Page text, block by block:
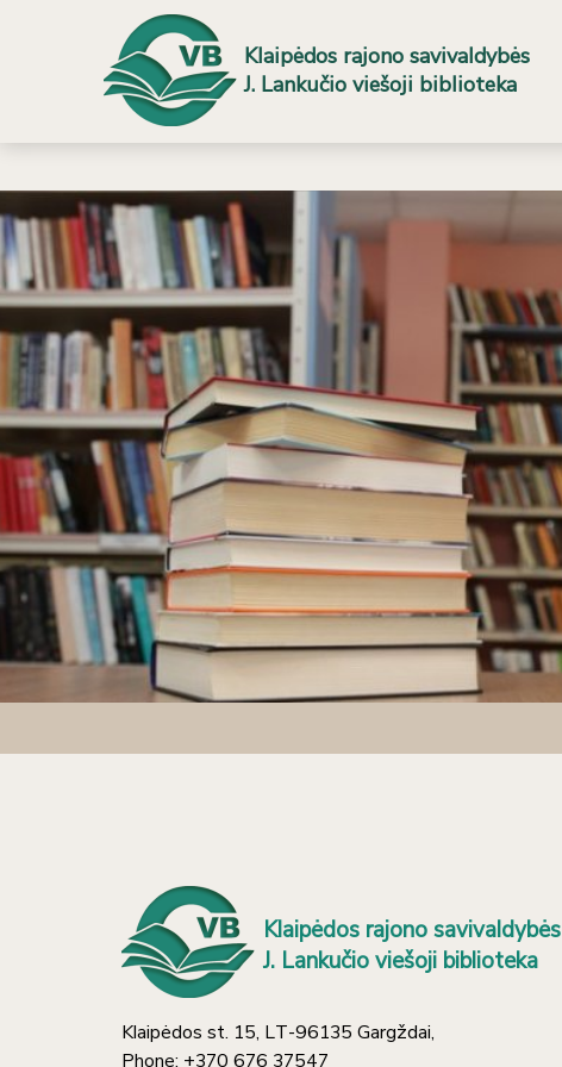
Klaipėdos rajono savivaldybės
J. Lankučio viešoji biblioteka
Klaipėdos rajono savivaldybės
J. Lankučio viešoji biblioteka
Klaipėdos st. 15, LT-96135 Gargždai,
Phone: +370 676 37547